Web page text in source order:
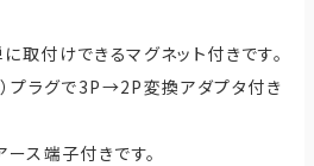
付けできるマグネット付きです。
プラグで3P→2P変換アダプタ付き
ス端子付きです。